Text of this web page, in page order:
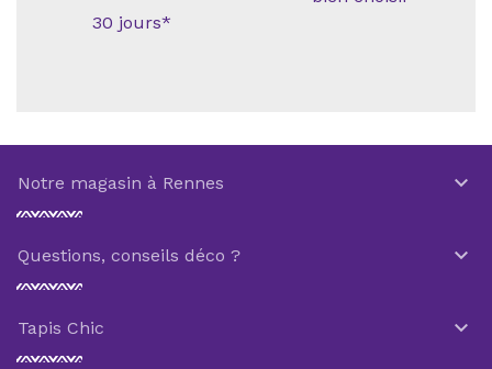
30 jours*
Notre magasin à Rennes 
Questions, conseils déco ? 
Tapis Chic 